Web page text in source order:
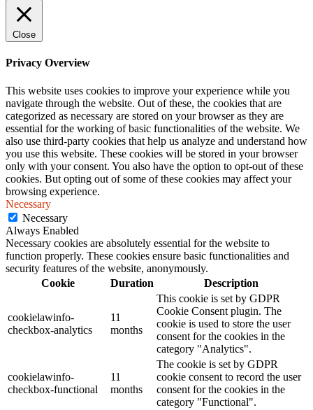
Close
Privacy Overview
This website uses cookies to improve your experience while you
navigate through the website. Out of these, the cookies that are
categorized as necessary are stored on your browser as they are
essential for the working of basic functionalities of the website. We
also use third-party cookies that help us analyze and understand how
you use this website. These cookies will be stored in your browser
only with your consent. You also have the option to opt-out of these
cookies. But opting out of some of these cookies may affect your
browsing experience.
Necessary
Necessary
Always Enabled
Necessary cookies are absolutely essential for the website to
function properly. These cookies ensure basic functionalities and
security features of the website, anonymously.
Cookie
Duration Description
cookielawinfo-
checkbox-analytics
11
months
This cookie is set by GDPR
Cookie Consent plugin. The
cookie is used to store the user
consent for the cookies in the
category "Analytics".
cookielawinfo-
checkbox-functional
11
months
The cookie is set by GDPR
cookie consent to record the user
consent for the cookies in the
category "Functional".